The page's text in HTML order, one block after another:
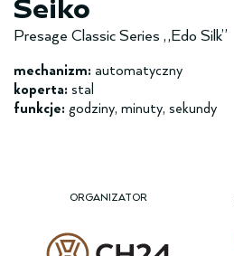
Seiko
Presage Classic Series „Edo Silk”
mechanizm: automatyczny
koperta: stal
funkcje: godziny, minuty, sekundy
ORGANIZATOR